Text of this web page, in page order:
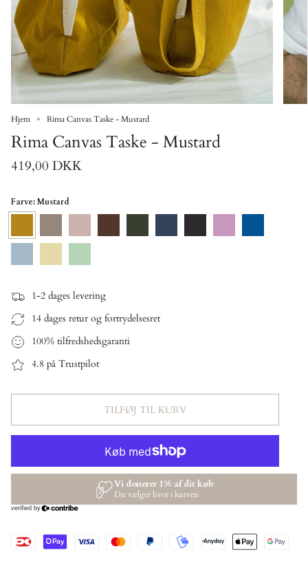
Hjem Rima Canvas Taske - Mustard
Rima Canvas Taske - Mustard
419,00 DKK
Farve: Mustard
MustardMocha Rose
1-2 dages levering
14 dages retur og fortrydelsesret
100% tilfredshedsgaranti
4.8 på Trustpilot
TILFØJ TIL KURV